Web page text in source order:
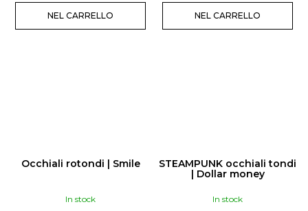
NEL CARRELLO NEL CARRELLO
Occhiali rotondi | Smile
In stock
STEAMPUNK occhiali tondi
| Dollar money
In stock